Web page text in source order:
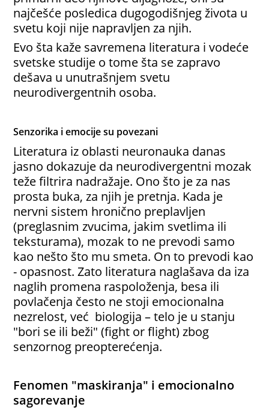
najčešće posledica dugogodišnjeg života u
svetu koji nije napravljen za njih.
Evo šta kaže savremena literatura i vodeće
svetske studije o tome šta se zapravo
dešava u unutrašnjem svetu
neurodivergentnih osoba.
Senzorika i emocije su povezani
Literatura iz oblasti neuronauka danas
jasno dokazuje da neurodivergentni mozak
teže filtrira nadražaje. Ono što je za nas
prosta buka, za njih je pretnja. Kada je
nervni sistem hronično preplavljen
(preglasnim zvucima, jakim svetlima ili
teksturama), mozak to ne prevodi samo
kao nešto što mu smeta. On to prevodi kao
- opasnost. Zato literatura naglašava da iza
naglih promena raspoloženja, besa ili
povlačenja često ne stoji emocionalna
nezrelost, već biologija – telo je u stanju
"bori se ili beži" (fight or flight) zbog
senzornog preopterećenja.
Fenomen "maskiranja" i emocionalno
sagorevanje